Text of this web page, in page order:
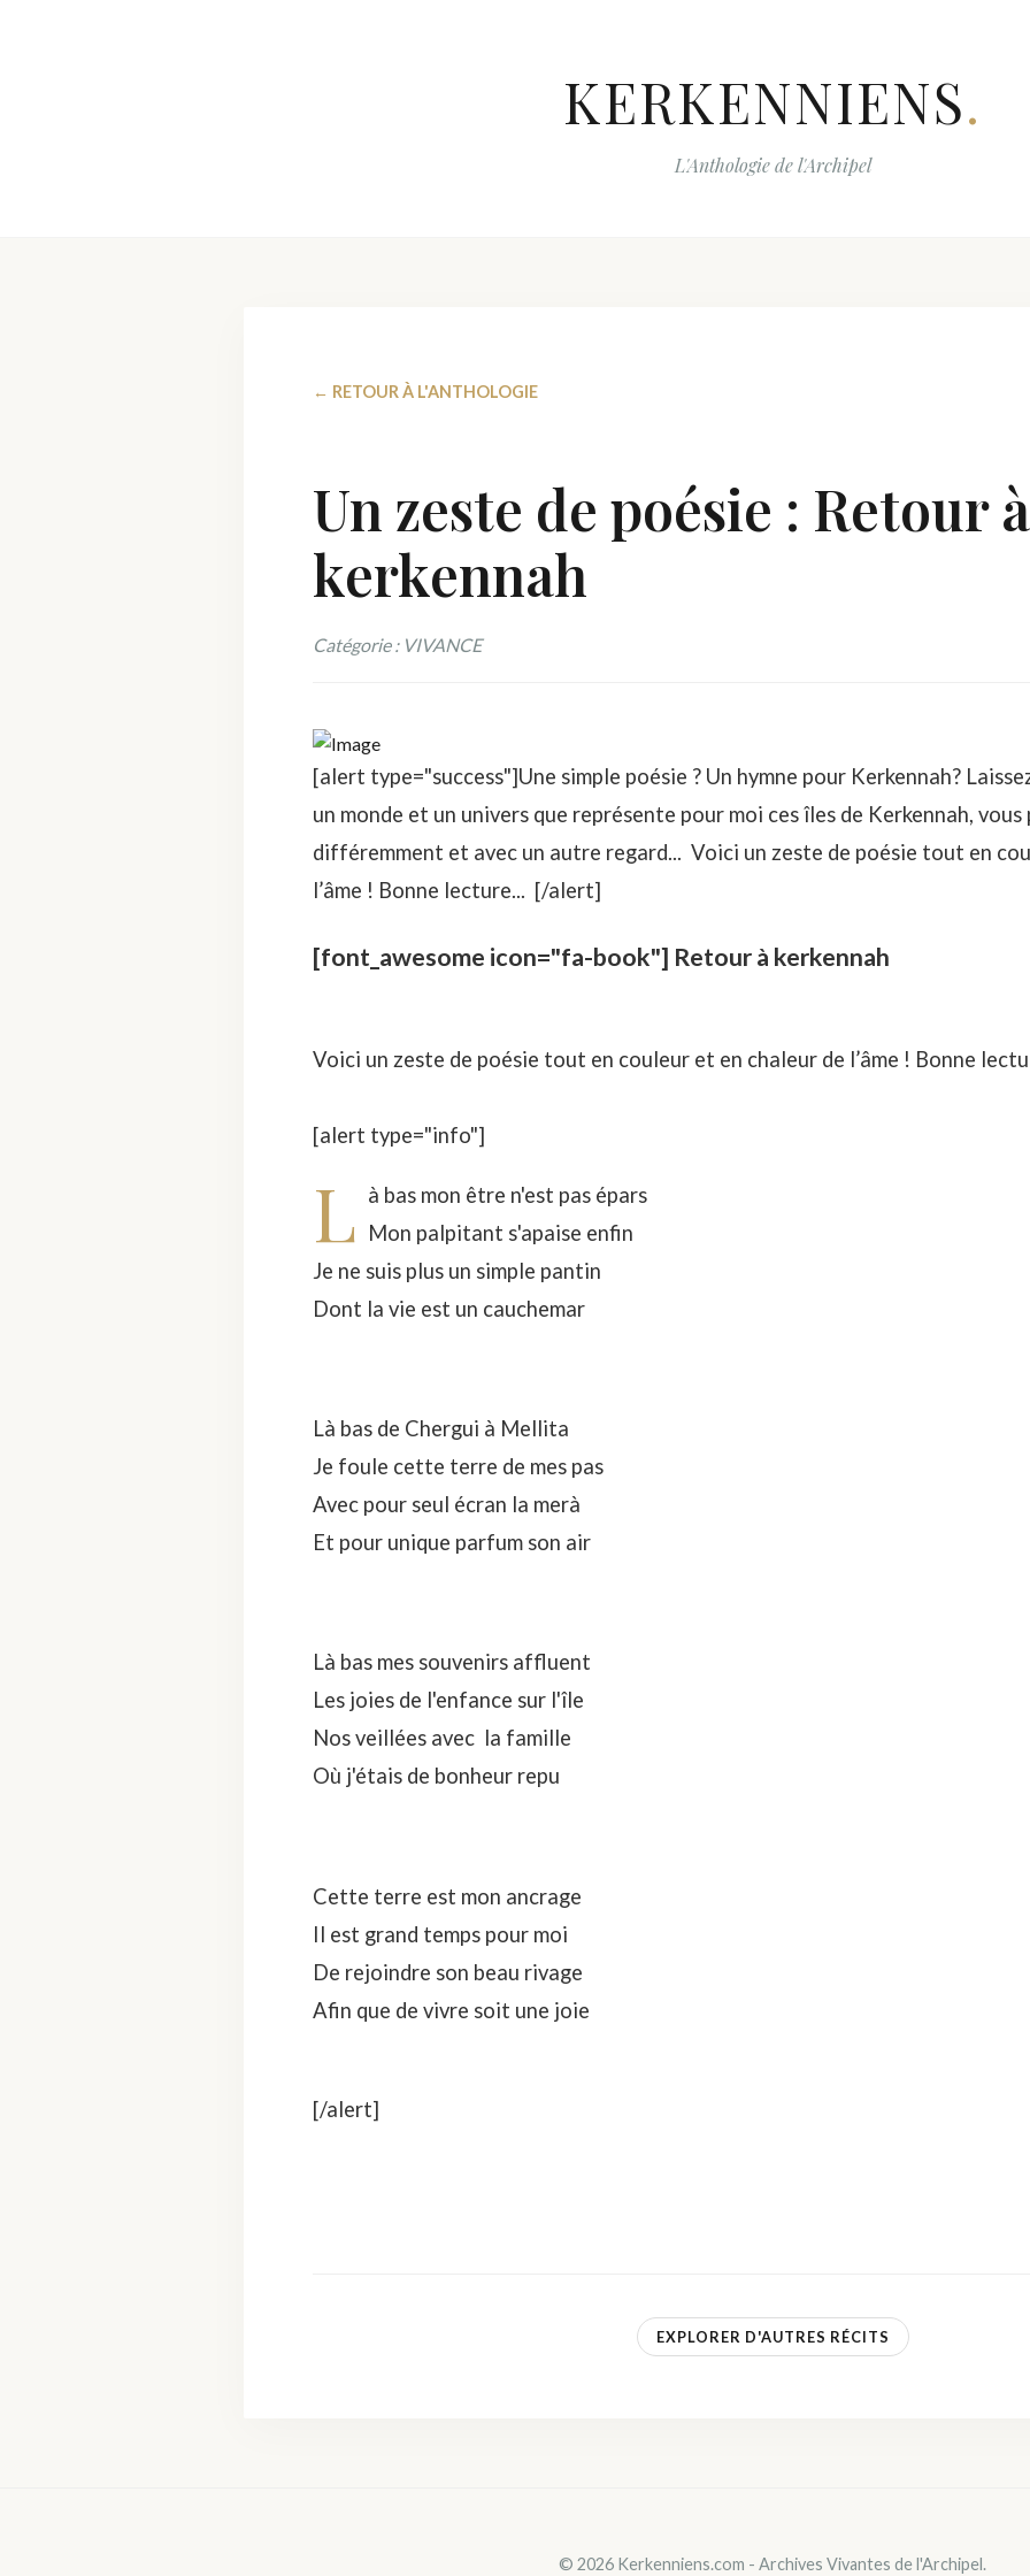
KERKENNIENS.
L'Anthologie de l'Archipel
← RETOUR À L'ANTHOLOGIE
Un zeste de poésie : Retour à
kerkennah
Catégorie : VIVANCE
[alert type="success"]Une simple poésie ? Un hymne pour Kerkennah?
un monde et un univers que représente pour moi ces îles de Kerkennah,
différemment et avec un autre regard... Voici un zeste de poésie tout en
l’âme ! Bonne lecture... [/alert]
[font_awesome icon="fa-book"] Retour à kerkennah
Voici un zeste de poésie tout en couleur et en chaleur de l’âme ! Bonne
[alert type="info"]
L à bas mon être n'est pas épars
Mon palpitant s'apaise enfin
Je ne suis plus un simple pantin
Dont la vie est un cauchemar
Là bas de Chergui à Mellita
Je foule cette terre de mes pas
Avec pour seul écran la merà
Et pour unique parfum son air
Là bas mes souvenirs affluent
Les joies de l'enfance sur l'île
Nos veillées avec la famille
Où j'étais de bonheur repu
Cette terre est mon ancrage
Il est grand temps pour moi
De rejoindre son beau rivage
Afin que de vivre soit une joie
[/alert]
EXPLORER D'AUTRES RÉCITS
© 2026 Kerkenniens.com - Archives Vivantes de l'Archipel.